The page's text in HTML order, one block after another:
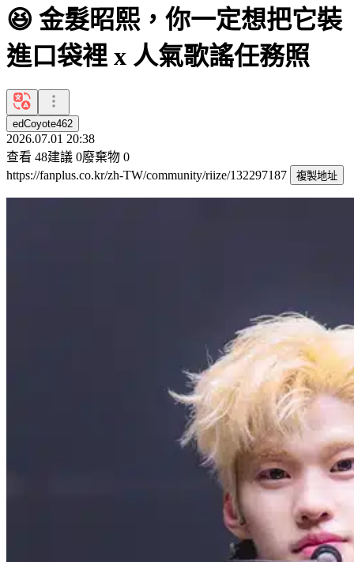
😆 金髮昭熙，你一定想把它裝
進口袋裡 x 人氣歌謠任務照
edCoyote462
2026.07.01 20:38
查看 48建議 0廢棄物 0
https://fanplus.co.kr/zh-TW/community/riize/132297187
複製地址